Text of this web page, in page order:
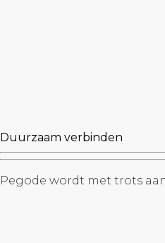
Duurzaam verbinden
Pegode wordt met trots